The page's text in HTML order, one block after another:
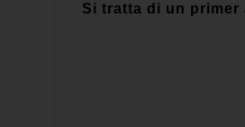
Si tratta di un